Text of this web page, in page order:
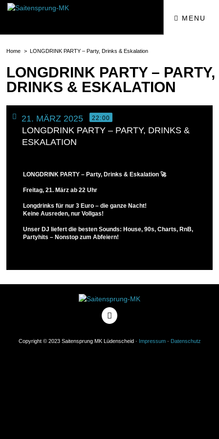
MENU
Home LONGDRINK PARTY – Party, Drinks & Eskalation
LONGDRINK PARTY – PARTY,
DRINKS & ESKALATION
21. MÄRZ 2025 22:00
LONGDRINK PARTY – PARTY, DRINKS &
ESKALATION
LONGDRINK PARTY – Party, Drinks & Eskalation 🚀
Freitag, 21. März ab 22 Uhr
Longdrinks für nur 3 Euro – die ganze Nacht!
Keine Ausreden, nur Vollgas!
Unser DJ liefert die besten Sounds: House, 90s, Charts, RnB,
Partyhits – Nonstop zum Abfeiern!
Copyright © 2023 Saitensprung MK Lüdenscheid · Impressum· Datenschutz